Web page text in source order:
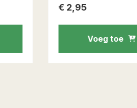
€ 2,95
Voeg toe